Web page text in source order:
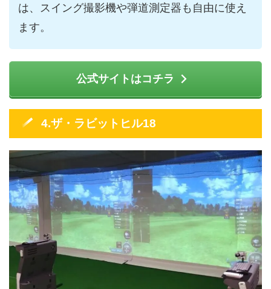
は、スイング撮影機や弾道測定器も自由に使え
ます。
公式サイトはコチラ
4.ザ・ラビットヒル18